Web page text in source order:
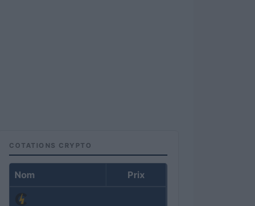
COTATIONS CRYPTO
Nom Prix